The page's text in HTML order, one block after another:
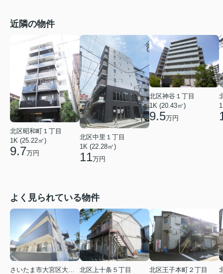
近隣の物件
北区昭和町１丁目
1K (25.22㎡)
9.7万円
北区中里１丁目
1K (22.28㎡)
11万円
北区神谷１丁目
1K (20.43㎡)
9.5万円
よく見られている物件
北区上十条５丁目
北区王子本町２丁目